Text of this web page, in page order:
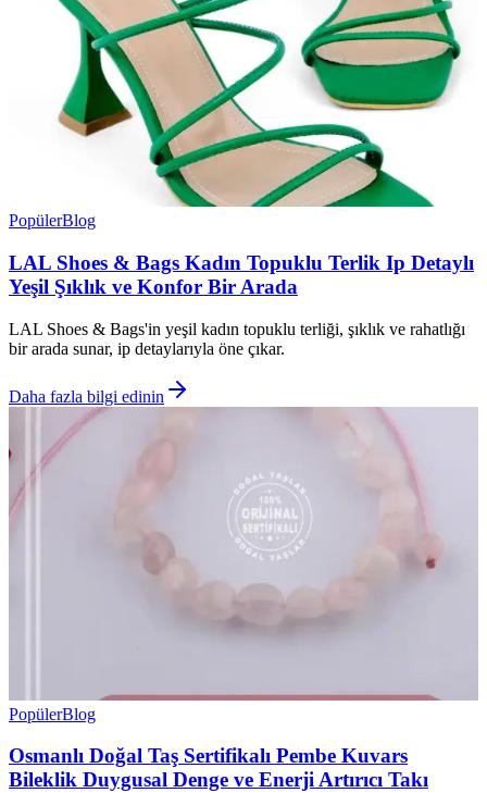
PopülerBlog
LAL Shoes & Bags Kadın Topuklu Terlik Ip Detaylı
Yeşil Şıklık ve Konfor Bir Arada
LAL Shoes & Bags'in yeşil kadın topuklu terliği, şıklık ve rahatlığı
bir arada sunar, ip detaylarıyla öne çıkar.
Daha fazla bilgi edinin
PopülerBlog
Osmanlı Doğal Taş Sertifikalı Pembe Kuvars
Bileklik Duygusal Denge ve Enerji Artırıcı Takı